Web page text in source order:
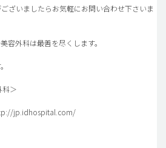
ざいましたらお気軽にお問い合わせ下さいま
容外科は最善を尽くします。
科＞
jp.idhospital.com/